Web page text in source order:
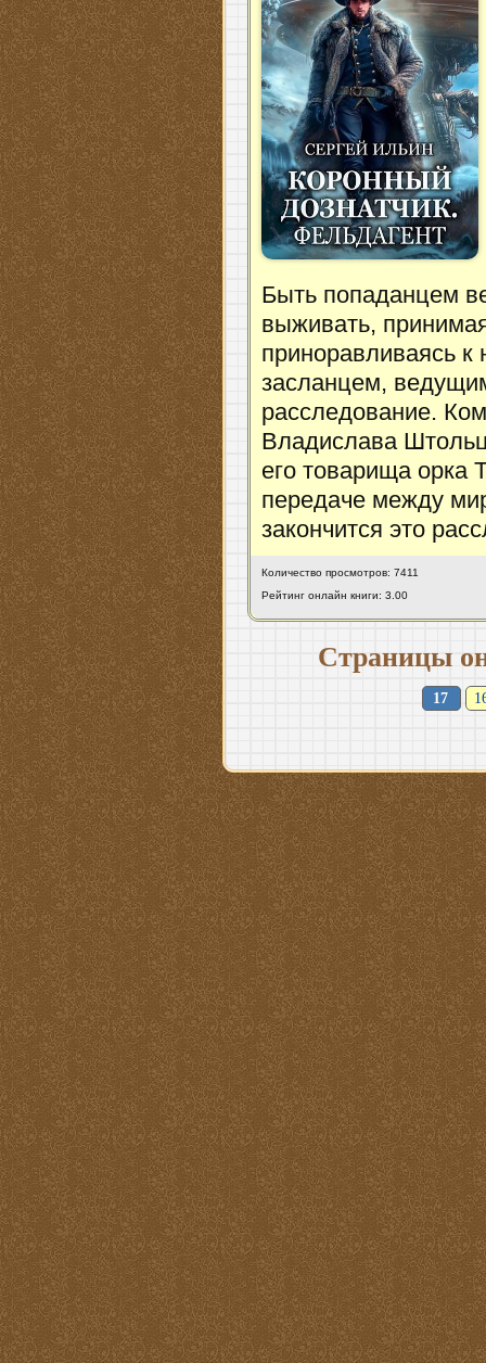
Быть попаданцем
выживать,
приноравливаясь
засланцем,
расследование.
Владислава
его товарища орка
передаче между
закончится это
Количество просмотров: 7411
Рейтинг онлайн книги: 3.00
Страницы
17